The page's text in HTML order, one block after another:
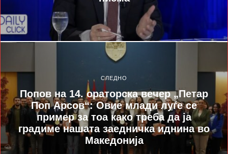
СЛЕДНО
Попов на 14. ораторска вечер „Петар
Поп Арсов“: Овие млади луѓе се
пример за тоа како треба да ја
градиме нашата заедничка иднина во
Македонија